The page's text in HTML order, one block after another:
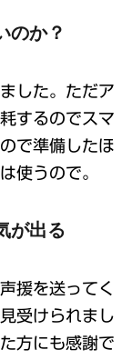
のか？
した。ただア
するのでスマ
で準備したほ
使うので。
が出る
援を送ってく
受けられまし
方にも感謝で